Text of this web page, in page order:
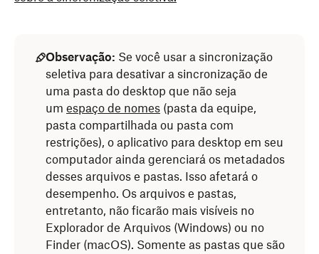
Observação: Se você usar a sincronização
seletiva para desativar a sincronização de
uma pasta do desktop que não seja
um espaço de nomes (pasta da equipe,
pasta compartilhada ou pasta com
restrições), o aplicativo para desktop em seu
computador ainda gerenciará os metadados
desses arquivos e pastas. Isso afetará o
desempenho. Os arquivos e pastas,
entretanto, não ficarão mais visíveis no
Explorador de Arquivos (Windows) ou no
Finder (macOS). Somente as pastas que são